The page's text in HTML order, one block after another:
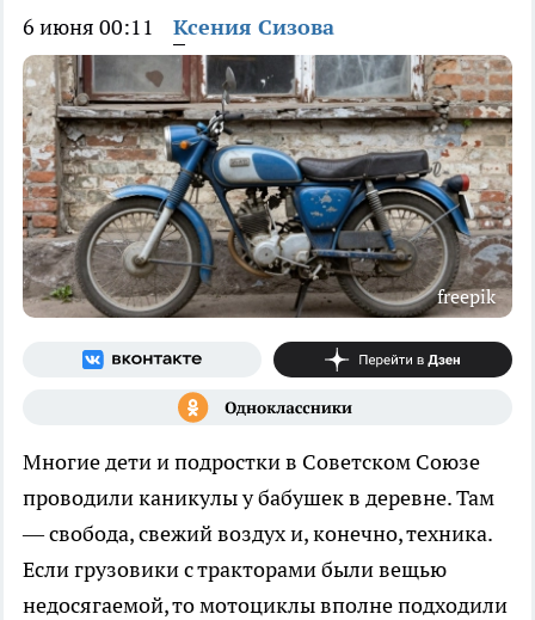
6 июня 00:11 Ксения Сизова
freepik
Многие дети и подростки в Советском Союзе
проводили каникулы у бабушек в деревне. Там
— свобода, свежий воздух и, конечно, техника.
Если грузовики с тракторами были вещью
недосягаемой, то мотоциклы вполне подходили